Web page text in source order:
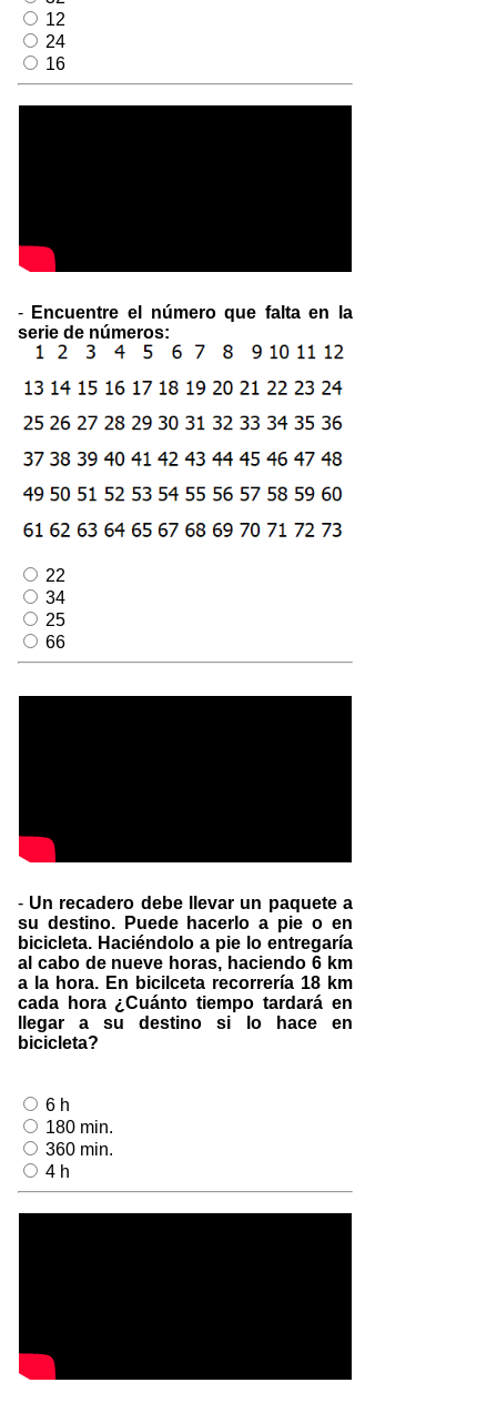
12
24
16
- Encuentre el número que falta en la
serie de números:
22
34
25
66
- Un recadero debe llevar un paquete a
su destino. Puede hacerlo a pie o en
bicicleta. Haciéndolo a pie lo entregaría
al cabo de nueve horas, haciendo 6 km
a la hora. En bicilceta recorrería 18 km
cada hora ¿Cuánto tiempo tardará en
llegar a su destino si lo hace en
bicicleta?
6 h
180 min.
360 min.
4 h